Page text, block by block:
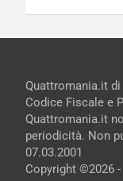
Quattromania.it di
Codice Fiscale e
Quattromania.it
periodicità. Non
07.03.2001
Copyright ©2026